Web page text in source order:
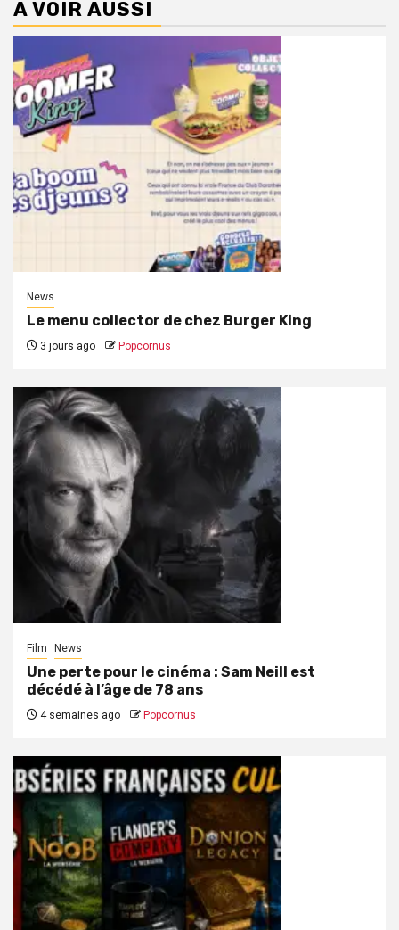
A VOIR AUSSI
News
Le menu collector de chez Burger King
3 jours ago Popcornus
Film News
Une perte pour le cinéma : Sam Neill est
décédé à l’âge de 78 ans
4 semaines ago Popcornus